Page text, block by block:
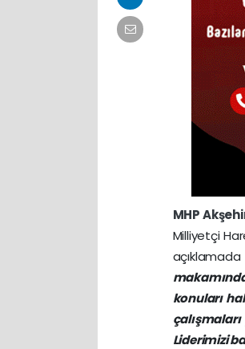
MHP
Milliyetçi
açıklamada
konuları
Liderimizi